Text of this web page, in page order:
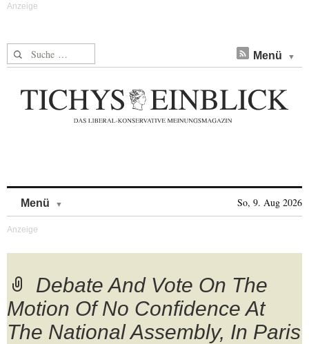
Suche nach: Menü
Menü So, 9. Aug 2026
Debate And Vote On The
Motion Of No Confidence At
The National Assembly, In Paris